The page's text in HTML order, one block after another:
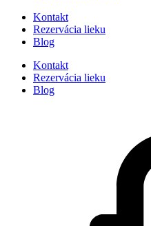
Kontakt
Rezervácia lieku
Blog
Kontakt
Rezervácia lieku
Blog